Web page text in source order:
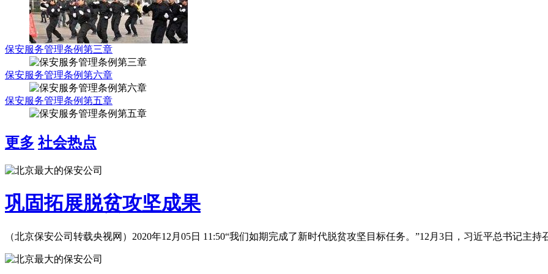
保安服务管理条例第三章
保安服务管理条例第六章
保安服务管理条例第五章
更多 社会热点
巩固拓展脱贫攻坚成果
（北京保安公司转载央视网）2020年12月05日 11:50“我们如期完成了新时代脱贫攻坚目标任务。”12月3日，习近平总书记主